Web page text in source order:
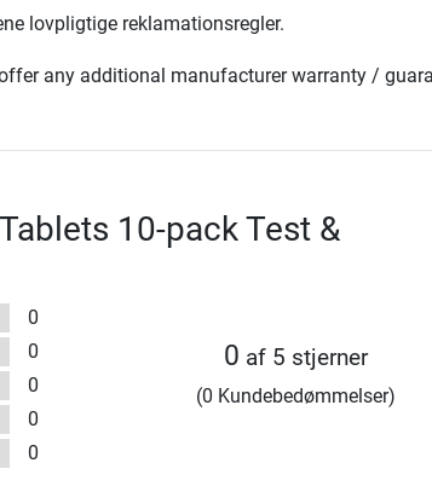
lovpligtige reklamationsregler.
any additional manufacturer warranty /
10-pack Test &
0
0
0
0
0
0 af 5 stjerner
(0 Kundebedømmelser)